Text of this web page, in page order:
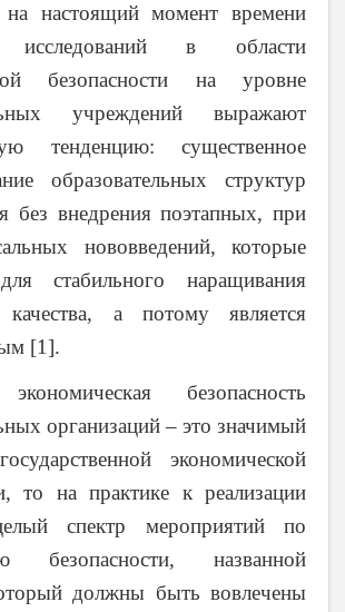
настоящий момент времени
исследований в области
безопасности на уровне
учреждений выражают
тенденцию: существенное
образовательных структур
без внедрения поэтапных, при
нововведений, которые
стабильного наращивания
качества, а потому является
[1].
безопасность
организаций – это значимый
экономической
то на практике к реализации
спектр мероприятий по
безопасности, названной
должны быть вовлечены